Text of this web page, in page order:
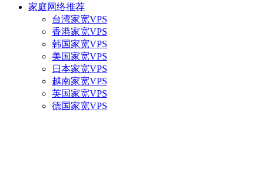
家庭网络推荐
台湾家宽VPS
香港家宽VPS
韩国家宽VPS
美国家宽VPS
日本家宽VPS
越南家宽VPS
英国家宽VPS
德国家宽VPS